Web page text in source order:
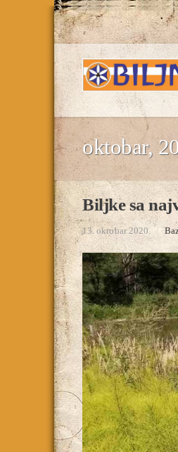
oktobar,
Biljke sa
13. oktobar 2020. /